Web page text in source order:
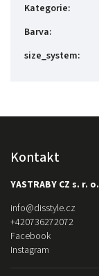
Kategorie:
Barva:
size_system:
Kontakt
YASTRABY CZ s. r. o.
info@disstyle.cz
+420736272072
Facebook
Instagram